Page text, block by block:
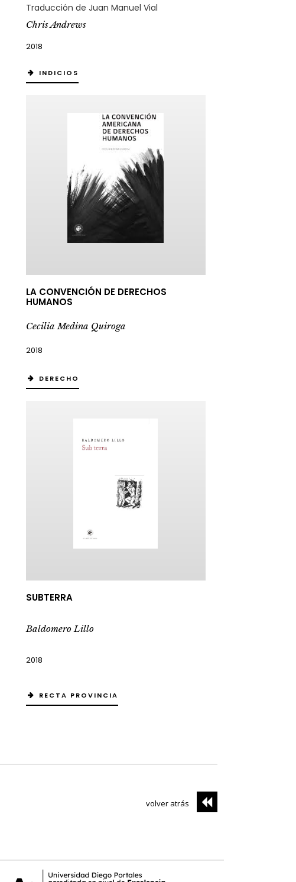
Traducción de Juan Manuel Vial
Chris Andrews
2018
INDICIOS
LA CONVENCIÓN DE DERECHOS
HUMANOS
Cecilia Medina Quiroga
2018
DERECHO
SUBTERRA
Baldomero Lillo
2018
RECTA PROVINCIA
volver atrás